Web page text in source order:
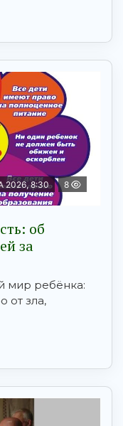
2026, 8:30 8
об
за
мир ребёнка:
от зла,